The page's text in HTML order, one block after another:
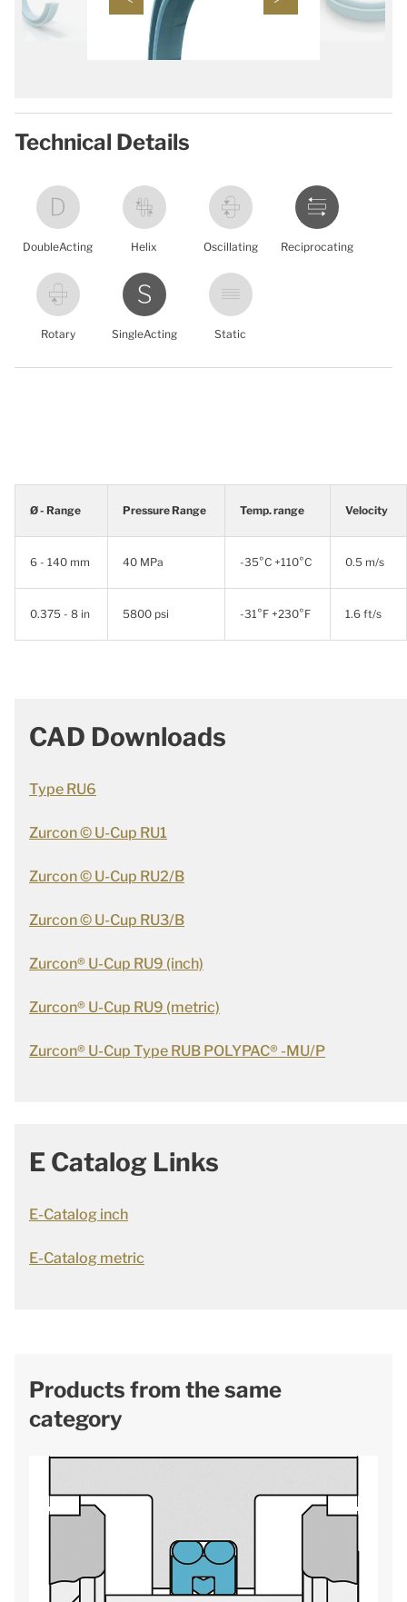
Technical Details
DoubleActing Helix Oscillating Reciprocating
Rotary SingleActing Static
Ø - Range Pressure Range Temp. range Velocity
6 - 140 mm 40 MPa -35°C +110°C 0.5 m/s
0.375 - 8 in 5800 psi -31°F +230°F 1.6 ft/s
CAD Downloads
Type RU6
Zurcon © U-Cup RU1
Zurcon © U-Cup RU2/B
Zurcon © U-Cup RU3/B
Zurcon® U-Cup RU9 (inch)
Zurcon® U-Cup RU9 (metric)
Zurcon® U-Cup Type RUB POLYPAC® -MU/P
E Catalog Links
E-Catalog inch
E-Catalog metric
Products from the same
category